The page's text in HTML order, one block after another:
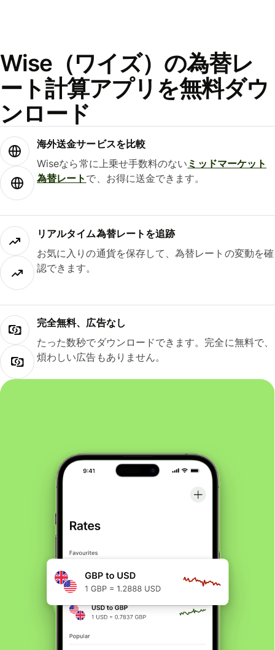
Wise（ワイズ）の為替レ
ート計算アプリを無料ダウ
ンロード
海外送金サービスを比較
Wiseなら常に上乗せ手数料のない ミッドマーケット
為替レート で、お得に送金できます。
リアルタイム為替レートを追跡
お気に入りの通貨を保存して、為替レートの変動を確
認できます。
完全無料、広告なし
たった数秒でダウンロードできます。完全に無料で、
煩わしい広告もありません。